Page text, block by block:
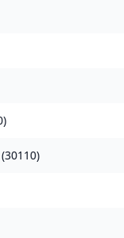
)
(30110)